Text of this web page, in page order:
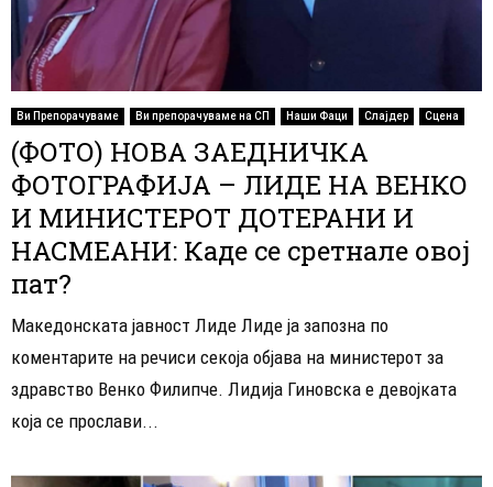
Ви Препорачуваме Ви препорачуваме на СП Наши Фаци Слајдер Сцена
(ФОТО) НОВА ЗАЕДНИЧКА
ФОТОГРАФИЈА – ЛИДЕ НА ВЕНКО
И МИНИСТЕРОТ ДОТЕРАНИ И
НАСМЕАНИ: Каде се сретнале овој
пат?
Македонската јавност Лиде Лиде ја запозна по
коментарите на речиси секоја објава на министерот за
здравство Венко Филипче. Лидија Гиновска е девојката
која се прослави...